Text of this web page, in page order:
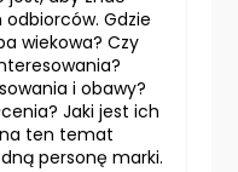
Gdzie
wiekowa? Czy
i obawy?
Jaki jest ich
ten temat
personę marki.